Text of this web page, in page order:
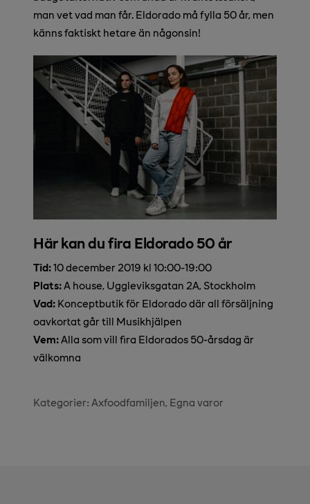
man vet vad man får. Eldorado må fylla 50 år, men
känns faktiskt hetare än någonsin!
Här kan du fira Eldorado 50 år
Tid:10 december 2019 kl 10:00-19:00
Plats:A house, Uggleviksgatan 2A, Stockholm
Vad: Konceptbutik för Eldorado där all försäljning
oavkortat går till Musikhjälpen
Vem:Alla som vill fira Eldorados 50-årsdag är
välkomna
Kategorier: Axfoodfamiljen Egna varor